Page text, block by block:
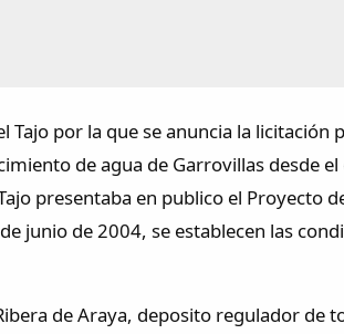
por la que se anuncia la licitación
de agua de Garrovillas desde el
presentaba en publico el Proyecto
junio de 2004, se establecen las
de Araya, deposito regulador de